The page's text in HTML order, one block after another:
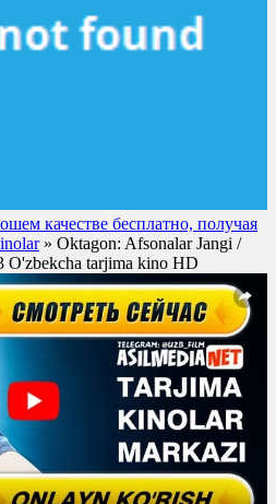
качестве бесплатно, получая
» Oktagon: Afsonalar Jangi /
O'zbekcha tarjima kino HD